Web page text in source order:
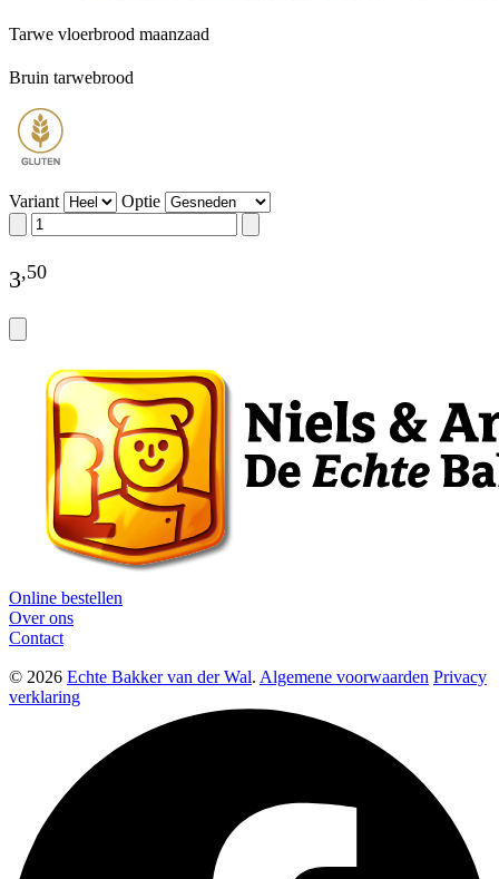
Tarwe vloerbrood maanzaad
Bruin tarwebrood
Variant Optie
3,50
Online bestellen
Over ons
Contact
© 2026 Echte Bakker van der Wal. Algemene voorwaarden Privacy
verklaring